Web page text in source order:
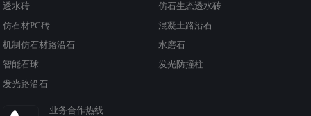
透水砖
仿石生态透水砖
仿石材PC砖
混凝土路沿石
机制仿石材路沿石
水磨石
智能石球
发光防撞柱
发光路沿石
业务合作热线